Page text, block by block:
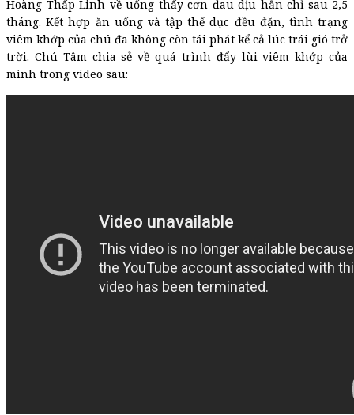
Hoàng Thấp Linh về uống thấy cơn đau dịu hẳn chỉ sau 2,5
tháng. Kết hợp ăn uống và tập thể dục đều đặn, tình trạng
viêm khớp của chú đã không còn tái phát kể cả lúc trái gió trở
trời. Chú Tâm chia sẻ về quá trình đẩy lùi viêm khớp của
mình trong video sau: